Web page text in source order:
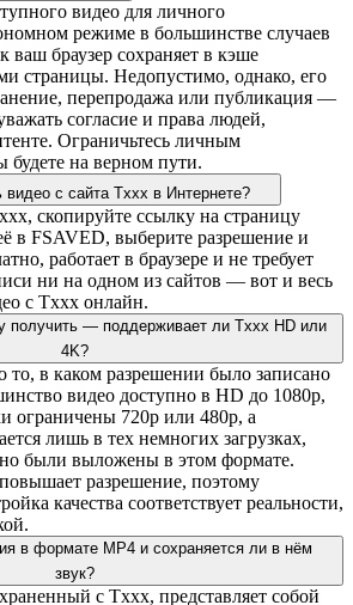
видео для личного
режиме в большинстве случаев
ваш браузер сохраняет в кэше
страницы. Недопустимо, однако, его
перепродажа или публикация —
согласие и права людей,
Ограничьтесь личным
будете на верном пути.
видео с сайта Txxx в Интернете?
скопируйте ссылку на страницу
в FSAVED, выберите разрешение и
работает в браузере и не требует
ни на одном из сайтов — вот и весь
с Txxx онлайн.
получить — поддерживает ли Txxx HD или
4K?
то, в каком разрешении было записано
видео доступно в HD до 1080p,
ограничены 720p или 480p, а
лишь в тех немногих загрузках,
были выложены в этом формате.
разрешение, поэтому
качества соответствует реальности,
в формате MP4 и сохраняется ли в нём
звук?
с Txxx, представляет собой